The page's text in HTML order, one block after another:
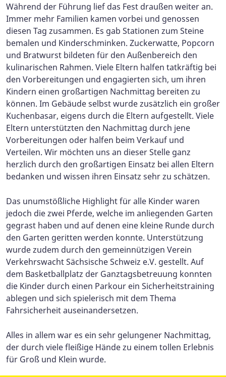
Während der Führung lief das Fest draußen weiter an.
Immer mehr Familien kamen vorbei und genossen
diesen Tag zusammen. Es gab Stationen zum Steine
bemalen und Kinderschminken. Zuckerwatte, Popcorn
und Bratwurst bildeten für den Außenbereich den
kulinarischen Rahmen. Viele Eltern halfen tatkräftig bei
den Vorbereitungen und engagierten sich, um ihren
Kindern einen großartigen Nachmittag bereiten zu
können. Im Gebäude selbst wurde zusätzlich ein großer
Kuchenbasar, eigens durch die Eltern aufgestellt. Viele
Eltern unterstützten den Nachmittag durch jene
Vorbereitungen oder halfen beim Verkauf und
Verteilen. Wir möchten uns an dieser Stelle ganz
herzlich durch den großartigen Einsatz bei allen Eltern
bedanken und wissen ihren Einsatz sehr zu schätzen.
Das unumstößliche Highlight für alle Kinder waren
jedoch die zwei Pferde, welche im anliegenden Garten
gegrast haben und auf denen eine kleine Runde durch
den Garten geritten werden konnte. Unterstützung
wurde zudem durch den gemeinnützigen Verein
Verkehrswacht Sächsische Schweiz e.V. gestellt. Auf
dem Basketballplatz der Ganztagsbetreuung konnten
die Kinder durch einen Parkour ein Sicherheitstraining
ablegen und sich spielerisch mit dem Thema
Fahrsicherheit auseinandersetzen.
Alles in allem war es ein sehr gelungener Nachmittag,
der durch viele fleißige Hände zu einem tollen Erlebnis
für Groß und Klein wurde.